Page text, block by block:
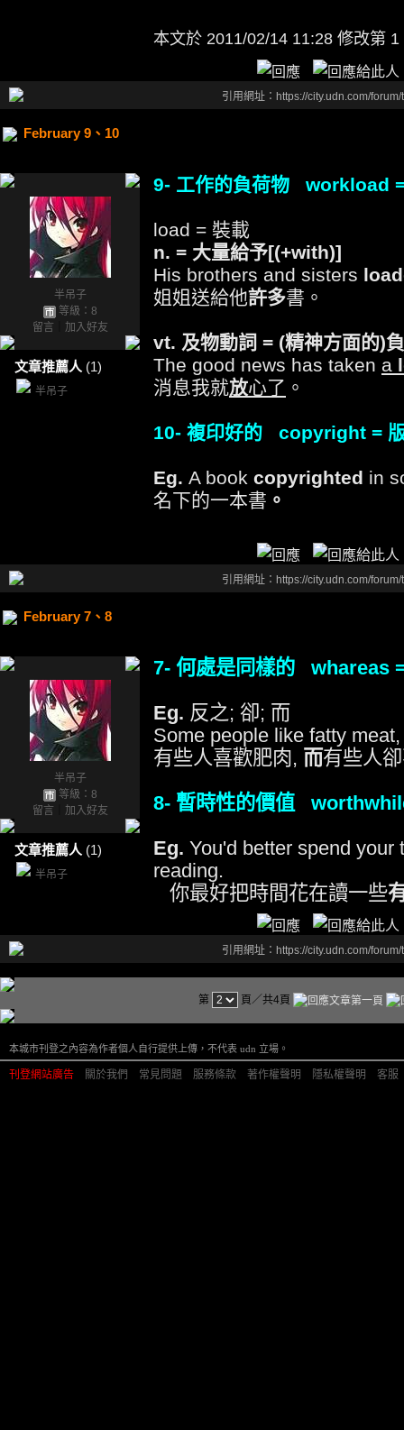
本文於 2011/02/14 11:28 修改第 1
引用網址：https://city.udn.com/
February 9、10
半吊子
等級：8
留言
加入好友
文章推薦人 (1)
半吊子
9- 工作的負荷物 workload
load = 裝載
n. = 大量給予[(+with)]
His brothers and sisters
姐姐送給他許多書。
vt. 及物動詞 = (精神方面的)
The good news has taken a
消息我就放心了 。
10- 複印好的 copyright =
Eg. A book copyrighted in
名下的一本書 。
引用網址：https://city.udn.com/
February 7、8
半吊子
等級：8
留言
加入好友
文章推薦人 (1)
半吊子
7- 何處是同樣的 whareas
Eg. 反之; 卻; 而
Some people like fatty
有些人喜歡肥肉, 而有些人
8- 暫時性的價值
Eg. You'd better spend
reading.
你最好把時間花在讀一些
引用網址：https://city.udn.com/
第 頁／共4頁
本城市刊登之內容為作者個人自行提供上傳，不代表 udn 立場。
刊登網站廣告 關於我們 常見問題 服務條款 著作權聲明 隱私權聲明 客服